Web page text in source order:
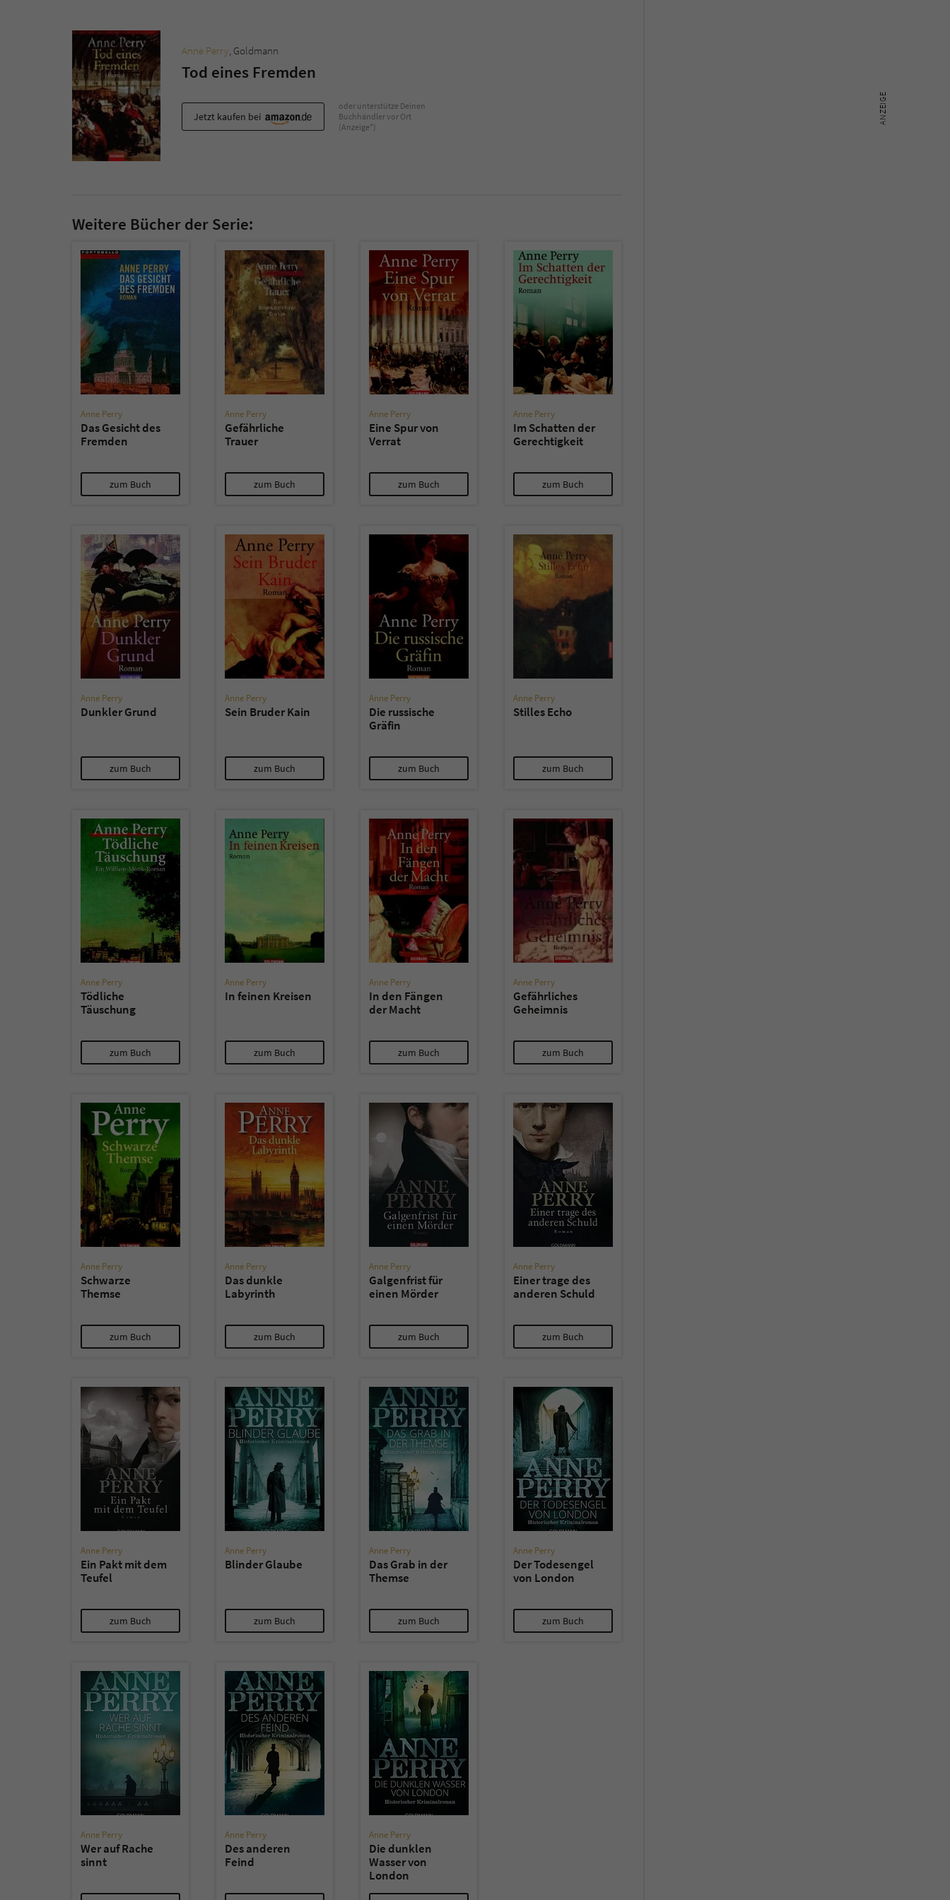
Anne Perry, Goldmann
Tod eines Fremden
Jetzt kaufen bei
oder unterstütze Deinen
Buchhändler vor Ort
(Anzeige*)
Weitere Bücher der Serie:
Anne Perry
Das Gesicht des
Fremden
zum Buch
Anne Perry
Gefährliche
Trauer
zum Buch
Anne Perry
Eine Spur von
Verrat
zum Buch
Anne Perry
Im Schatten der
Gerechtigkeit
zum Buch
Anne Perry
Dunkler Grund
zum Buch
Anne Perry
Sein Bruder Kain
zum Buch
Anne Perry
Die russische
Gräfin
zum Buch
Anne Perry
Stilles Echo
zum Buch
Anne Perry
Tödliche
Täuschung
zum Buch
Anne Perry
In feinen Kreisen
zum Buch
Anne Perry
In den Fängen
der Macht
zum Buch
Anne Perry
Gefährliches
Geheimnis
zum Buch
Anne Perry
Schwarze
Themse
zum Buch
Anne Perry
Das dunkle
Labyrinth
zum Buch
Anne Perry
Galgenfrist für
einen Mörder
zum Buch
Anne Perry
Einer trage des
anderen Schuld
zum Buch
Anne Perry
Ein Pakt mit dem
Teufel
zum Buch
Anne Perry
Blinder Glaube
zum Buch
Anne Perry
Das Grab in der
Themse
zum Buch
Anne Perry
Der Todesengel
von London
zum Buch
Anne Perry
Wer auf Rache
sinnt
Anne Perry
Des anderen
Feind
Anne Perry
Die dunklen
Wasser von
London
Zweck
Dieses Cookie gewährleistet die Kommunikation der
Webseite mit dem Benutzer. Es wird benötigt um z. B.
den Sicherheitscode des Kontaktformulars zu
überprüfen.